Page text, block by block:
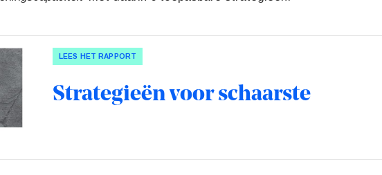
LEES HET RAPPORT
Strategieën voor schaarste